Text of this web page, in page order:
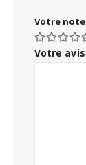
Votre note
Votre avis